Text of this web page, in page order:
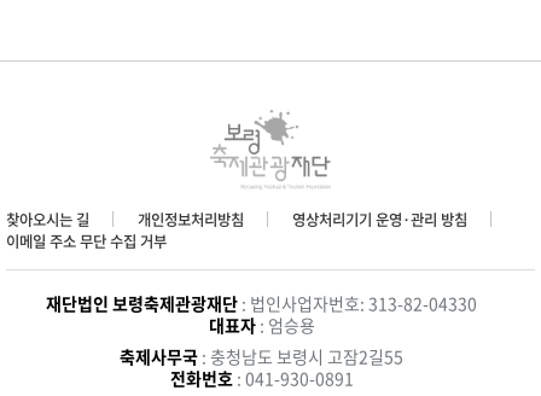
찾아오시는 길 개인정보처리방침
영상처리기기 운영·관리 방침
이메일 주소 무단 수집 거부
재단법인 보령축제관광재단 : 법인사업자번호: 313-82-04330
대표자: 엄승용
축제사무국 : 충청남도 보령시 고잠2길55
전화번호 : 041-930-0891